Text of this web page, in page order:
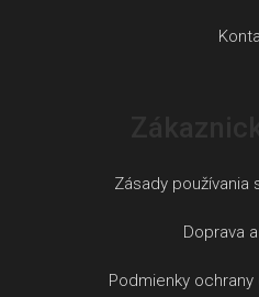
Zásady používania
Doprava
Podmienky